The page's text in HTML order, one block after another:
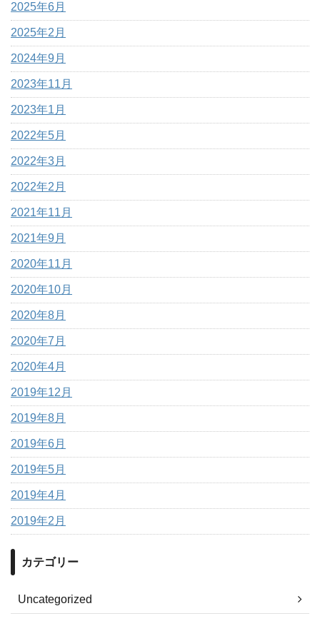
2025年6月
2025年2月
2024年9月
2023年11月
2023年1月
2022年5月
2022年3月
2022年2月
2021年11月
2021年9月
2020年11月
2020年10月
2020年8月
2020年7月
2020年4月
2019年12月
2019年8月
2019年6月
2019年5月
2019年4月
2019年2月
カテゴリー
Uncategorized